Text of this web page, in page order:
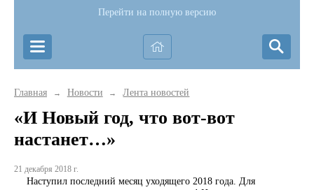
Перейти на полную версию
Главная → Новости → Лента новостей
«И Новый год, что вот-вот
настанет…»
21 декабря 2018 г.
Наступил последний месяц уходящего 2018 года. Для